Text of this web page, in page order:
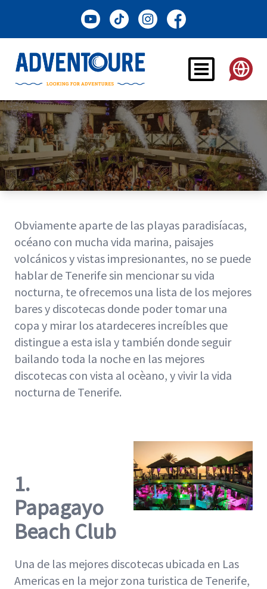
Obviamente aparte de las playas paradisíacas,
océano con mucha vida marina, paisajes
volcánicos y vistas impresionantes, no se puede
hablar de Tenerife sin mencionar su vida
nocturna, te ofrecemos una lista de los mejores
bares y discotecas donde poder tomar una
copa y mirar los atardeceres increíbles que
distingue a esta isla y también donde seguir
bailando toda la noche en las mejores
discotecas con vista al ocèano, y vivir la vida
nocturna de Tenerife.
1.
Papagayo
Beach Club
Una de las mejores discotecas ubicada en Las
Americas en la mejor zona turistica de Tenerife,